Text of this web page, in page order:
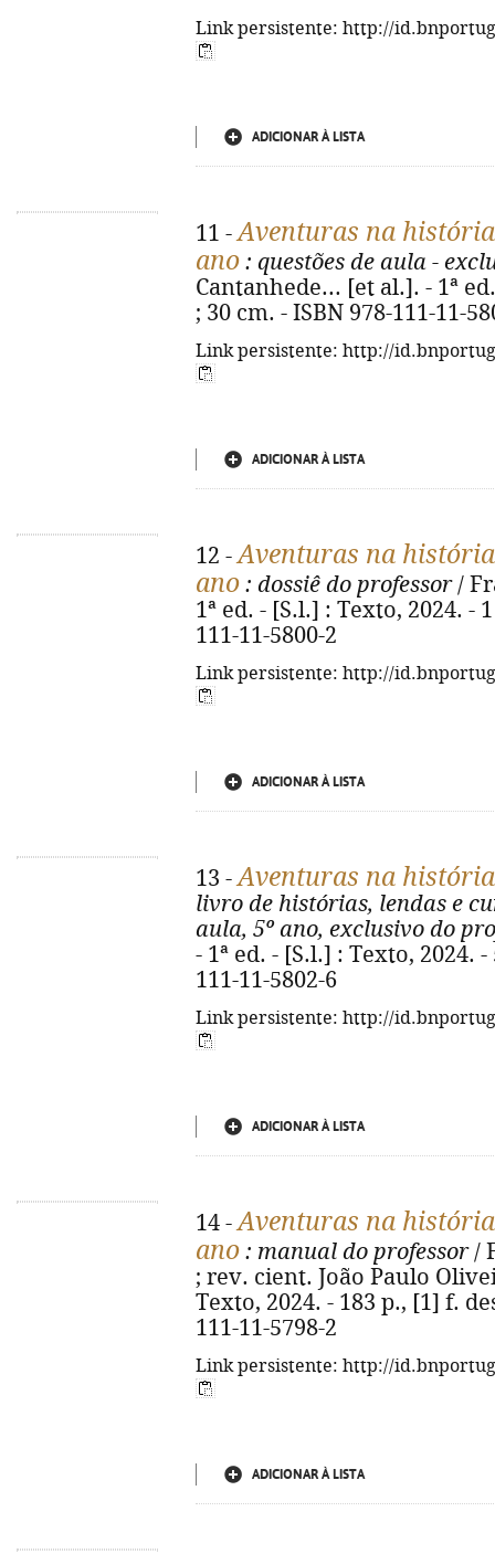
Link persistente: http://
ADICIONAR À LISTA
11 -Aventuras na
ano : questões de aula -
Cantanhede... [et al.]. - 1ª
; 30 cm. - ISBN 978-111-11-
Link persistente: http://
ADICIONAR À LISTA
12 -Aventuras na
ano : dossiê do professor/
1ª ed. - [S.l.] : Texto, 2024. -
111-11-5800-2
Link persistente: http://
ADICIONAR À LISTA
13 -Aventuras na
livro de histórias, lendas e
aula, 5º ano, exclusivo do
- 1ª ed. - [S.l.] : Texto, 2024.
111-11-5802-6
Link persistente: http://
ADICIONAR À LISTA
14 -Aventuras na
ano : manual do professor/
; rev. cient. João Paulo
Texto, 2024. - 183 p., [1] f.
111-11-5798-2
Link persistente: http://
ADICIONAR À LISTA